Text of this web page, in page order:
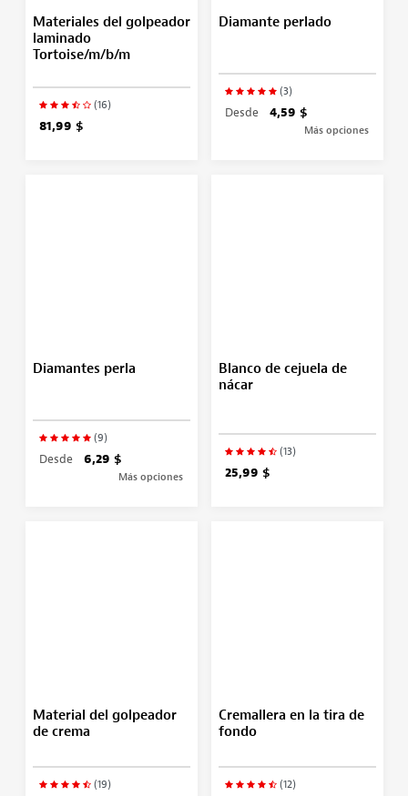
Materiales del golpeador
laminado
Tortoise/m/b/m
(16)
81,99 $
Diamante perlado
(3)
Desde 4,59 $
Más opciones
Diamantes perla
(9)
Desde 6,29 $
Más opciones
Blanco de cejuela de
nácar
(13)
25,99 $
Material del golpeador
de crema
(19)
Cremallera en la tira de
fondo
(12)